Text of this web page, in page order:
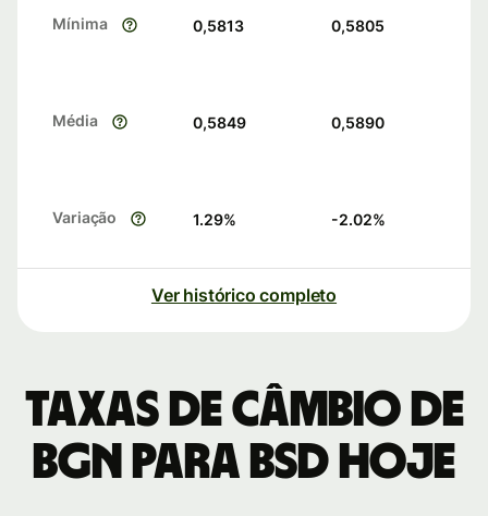
Mínima 0,5813 0,5805
Média 0,5849 0,5890
Variação 1.29% -2.02%
Ver histórico completo
Taxas de câmbio de
BGN para BSD hoje